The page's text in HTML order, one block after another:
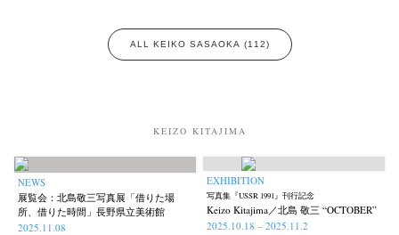
Review (23) Rintaro Kameoka (32) Shoreline
ALL KEIKO SASAOKA (112)
KEIZO KITAJIMA
NEWS
展覧会：北島敬三写真展「借りた場
所、借りた時間」長野県立美術館
2025.11.08
EXHIBITION
写真集『USSR 1991』刊行記念
Keizo Kitajima／北島 敬三 “OCTOBER”
2025.10.18 – 2025.11.2